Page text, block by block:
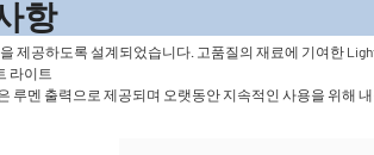
사
공하도록 설계되었습니다. 고품질의 재료에 기여한
라이트
멘 출력으로 제공되며 오랫동안 지속적인 사용을 위해